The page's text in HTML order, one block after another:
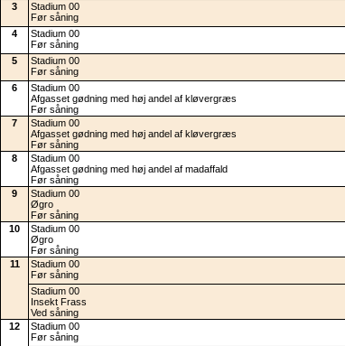
3
Stadium 00
Før såning
4
Stadium 00
Før såning
5
Stadium 00
Før såning
6
Stadium 00
Afgasset gødning med høj andel af kløvergræs
Før såning
7
Stadium 00
Afgasset gødning med høj andel af kløvergræs
Før såning
8
Stadium 00
Afgasset gødning med høj andel af madaffald
Før såning
9
Stadium 00
Øgro
Før såning
10
Stadium 00
Øgro
Før såning
11
Stadium 00
Før såning
Stadium 00
Insekt Frass
Ved såning
12
Stadium 00
Før såning